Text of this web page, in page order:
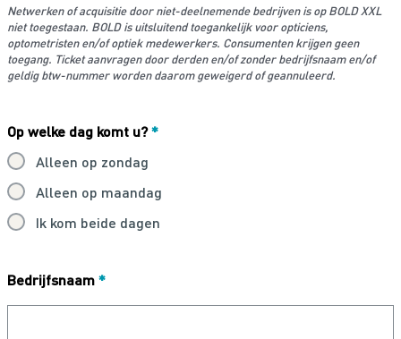
Netwerken of acquisitie door niet-deelnemende bedrijven is op BOLD XXL
niet toegestaan. BOLD is uitsluitend toegankelijk voor opticiens,
optometristen en/of optiek medewerkers. Consumenten krijgen geen
toegang. Ticket aanvragen door derden en/of zonder bedrijfsnaam en/of
geldig btw-nummer worden daarom geweigerd of geannuleerd.
Op welke dag komt u?*
Alleen op zondag
Alleen op maandag
Ik kom beide dagen
Bedrijfsnaam*